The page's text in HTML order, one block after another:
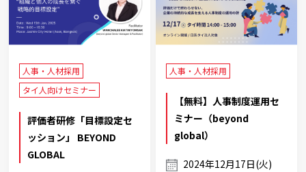
人事・人材採用
タイ人向けセミナー
評価者研修「目標設定セ
ッション」 BEYOND
GLOBAL
人事・人材採用
【無料】人事制度運用セ
ミナー（beyond
global）
2024年12月17日(火)